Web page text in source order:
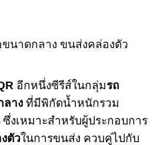
ขนาดกลาง ขนส่งคล่องตัว
อีกหนึ่งซีรีส์ในกลุ่มรถ
ลาง ที่มีพิกัดน้ำหนักรวม
ซึ่งเหมาะสำหรับผู้ประกอบการ
ตัวในการขนส่ง ควบคู่ไปกับ